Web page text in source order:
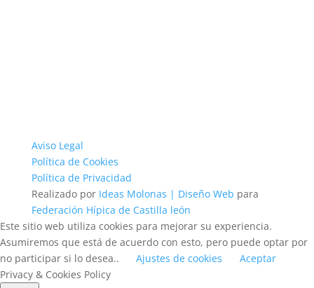
Aviso Legal
Política de Cookies
Política de Privacidad
Realizado por Ideas Molonas | Diseño Web para
Federación Hípica de Castilla león
Este sitio web utiliza cookies para mejorar su experiencia.
Asumiremos que está de acuerdo con esto, pero puede optar por
no participar si lo desea..
Ajustes de cookies
Aceptar
Privacy & Cookies Policy